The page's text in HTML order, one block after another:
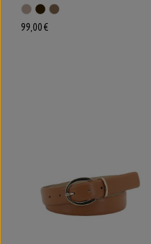
99,00 €